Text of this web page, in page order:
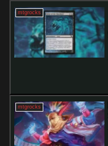
mtgrocks
mtgrocks